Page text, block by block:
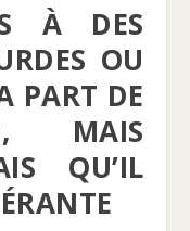
À DES
OU
PART DE
MAIS
QU’IL